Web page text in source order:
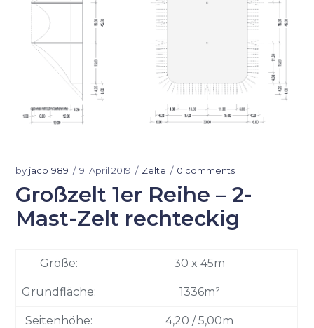
by jaco1989 9. April 2019 Zelte 0 comments
Großzelt 1er Reihe – 2-
Mast-Zelt rechteckig
Größe: 30 x 45m
Grundfläche: 1336m²
Seitenhöhe: 4,20 / 5,00m